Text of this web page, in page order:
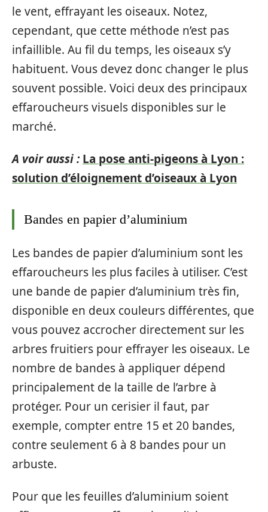
le vent, effrayant les oiseaux. Notez,
cependant, que cette méthode n’est pas
infaillible. Au fil du temps, les oiseaux s’y
habituent. Vous devez donc changer le plus
souvent possible. Voici deux des principaux
effaroucheurs visuels disponibles sur le
marché.
A voir aussi : La pose anti-pigeons à Lyon :
solution d’éloignement d’oiseaux à Lyon
Bandes en papier d’aluminium
Les bandes de papier d’aluminium sont les
effaroucheurs les plus faciles à utiliser. C’est
une bande de papier d’aluminium très fin,
disponible en deux couleurs différentes, que
vous pouvez accrocher directement sur les
arbres fruitiers pour effrayer les oiseaux. Le
nombre de bandes à appliquer dépend
principalement de la taille de l’arbre à
protéger. Pour un cerisier il faut, par
exemple, compter entre 15 et 20 bandes,
contre seulement 6 à 8 bandes pour un
arbuste.
Pour que les feuilles d’aluminium soient